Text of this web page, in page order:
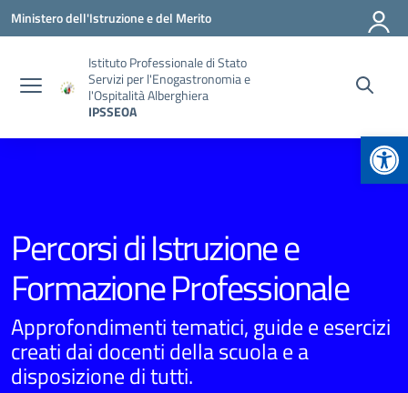
Vai ai contenuti
Vai al menu di navigazione
Vai al footer
Ministero dell'Istruzione e del Merito
Istituto Professionale di Stato
Servizi per l'Enogastronomia e
l'Ospitalità Alberghiera
IPSSEOA
Percorsi di Istruzione e
Formazione Professionale
Approfondimenti tematici, guide e esercizi
creati dai docenti della scuola e a
disposizione di tutti.